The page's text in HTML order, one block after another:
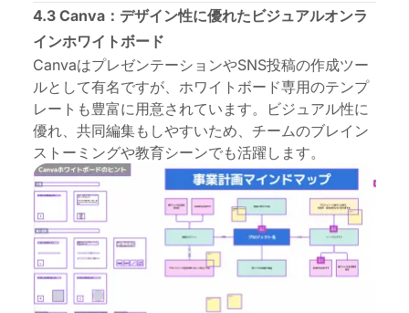
4.3 Canva：デザイン性に優れたビジュアルオンラ
インホワイトボード
CanvaはプレゼンテーションやSNS投稿の作成ツー
ルとして有名ですが、ホワイトボード専用のテンプ
レートも豊富に用意されています。ビジュアル性に
優れ、共同編集もしやすいため、チームのブレイン
ストーミングや教育シーンでも活躍します。